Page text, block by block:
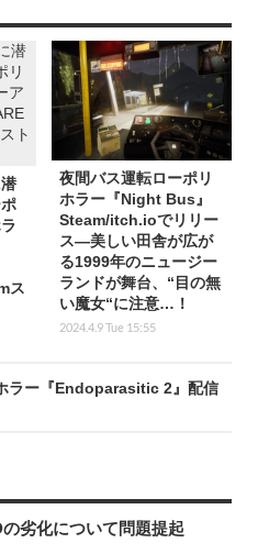
ス
夜間バス運転ローポリ
ホラー『Night Bus』
Steam/itch.ioでリリー
ス―美しい田舎が広が
る1999年のニュージー
ランドが舞台、“目の無
い魔女“に注意…！
2024.4.9 Tue 15:55
ラー『Endoparasitic 2』配信
劣化について問題提起